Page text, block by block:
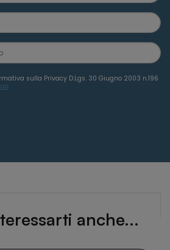
sulla Privacy D.Lgs. 30 Giugno 2003 n.196
anche...